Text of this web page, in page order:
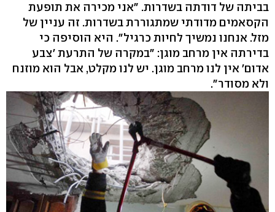
בביתה של דודתה בשדרות. "אני מכירה את תופעת
הקסאמים מדודתי שמתגוררת בשדרות. זה עניין של
מזל. אנחנו נמשיך לחיות כרגיל". היא הוסיפה כי
בדירתה אין מרחב מוגן: "במקרה של התרעת 'צבע
אדום' אין לנו מרחב מוגן. יש לנו מקלט, אבל הוא מוזנח
ולא מסודר".